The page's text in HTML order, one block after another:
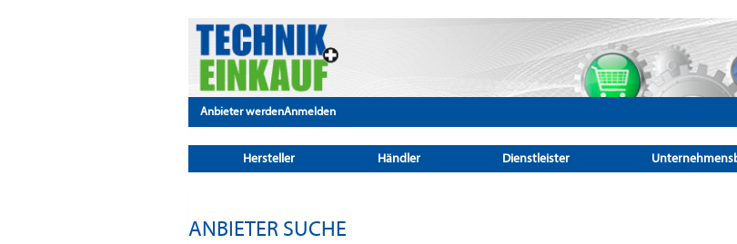
Anbieter werdenAnmelden
Hersteller Händler Dienstleister
ANBIETER SUCHE